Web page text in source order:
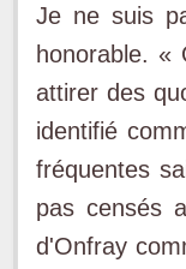
Je ne suis
honorable. «
attirer des
identifié
fréquentes
pas censés
d'Onfray